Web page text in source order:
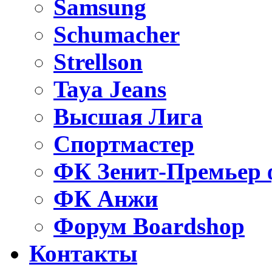
Samsung
Schumacher
Strellson
Taya Jeans
Высшая Лига
Спортмастер
ФК Зенит-Премьер
ФК Анжи
Форум Boardshop
Контакты